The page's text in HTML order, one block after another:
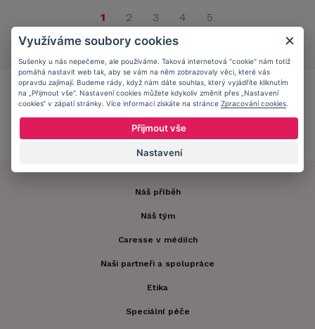
1 2 3 4 5
Přidejte se doCaresse Clubu!
ZJISTIT VÍCE
Náš příběh
Náš tým
Caresse v médiích
Naši partneři a spolupráce
Etika
Speciální péče
Využíváme soubory cookies
Sušenky u nás nepečeme, ale používáme. Taková internetová "cookie" nám totiž
pomáhá nastavit web tak, aby se vám na něm zobrazovaly věci, které vás
opravdu zajímají. Budeme rády, když nám dáte souhlas, který vyjádříte kliknutím
na „Přijmout vše“. Nastavení cookies můžete kdykoliv změnit přes „Nastavení
cookies“ v zápatí stránky. Více informací získáte na stránce Zpracování cookies
Přijmout vše
Nastavení